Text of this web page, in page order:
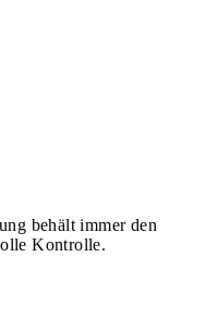
behält immer den
Kontrolle.